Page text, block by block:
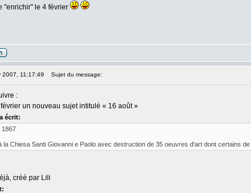
"enrichir" le 4 février
2007, 11:17:49 Sujet du message:
:
un nouveau sujet intitulé « 16 août »
écrit:
1867
la Chiesa Santi Giovanni e Paolo avec destruction de 35 oeuvres d'art dont certains
créé par Lili